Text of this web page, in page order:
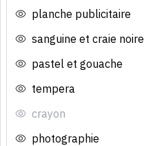
planche publicitaire
sanguine et craie noire
pastel et gouache
tempera
crayon
photographie